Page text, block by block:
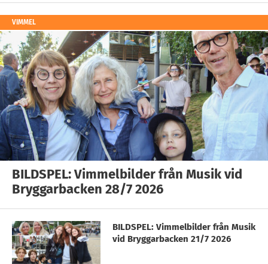
VIMMEL
BILDSPEL: Vimmelbilder från Musik vid
Bryggarbacken 28/7 2026
BILDSPEL: Vimmelbilder från Musik
vid Bryggarbacken 21/7 2026